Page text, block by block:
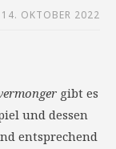
14. OKTOBER 2022
gibt es
und dessen
entsprechend